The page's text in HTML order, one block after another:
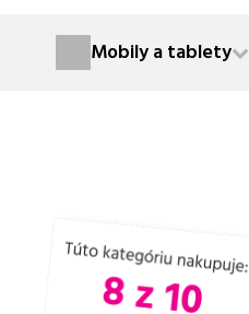
Mobily a tablety